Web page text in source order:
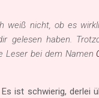
weiß nicht, ob es
gelesen haben.
Leser bei dem Namen
ist schwierig, derlei